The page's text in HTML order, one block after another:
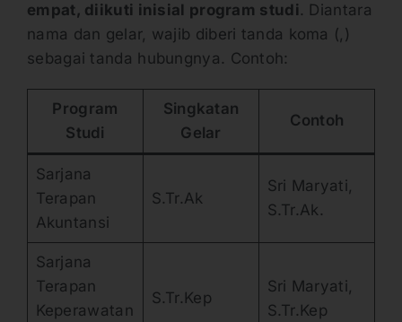
empat, diikuti inisial program studi . Diantara
nama dan gelar, wajib diberi tanda koma (,)
sebagai tanda hubungnya. Contoh:
Program
Studi
Singkatan
Gelar
Contoh
Sarjana
Terapan
Akuntansi
S.Tr.Ak
Sri Maryati,
S.Tr.Ak.
Sarjana
Terapan
Keperawatan
S.Tr.Kep
Sri Maryati,
S.Tr.Kep